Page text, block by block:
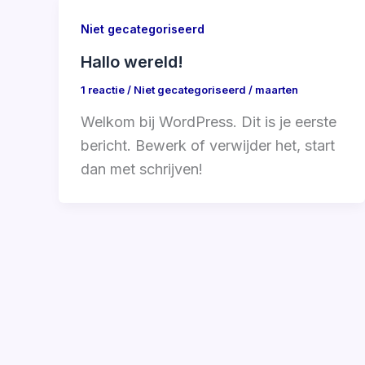
Niet gecategoriseerd
Hallo wereld!
1 reactie/ Niet gecategoriseerd / maarten
Welkom bij WordPress. Dit is je eerste
bericht. Bewerk of verwijder het, start
dan met schrijven!